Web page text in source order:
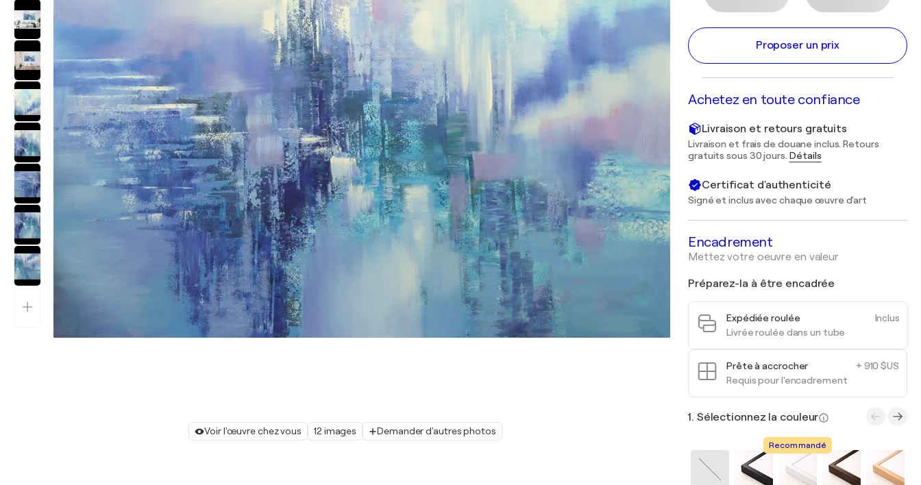
Voir l'œuvre chez vous 12 images Demander d'autres photos
Proposer un prix
Achetez en toute confiance
Livraison et retours gratuits
Livraison et frais de douane inclus. Retours
gratuits sous 30 jours. Détails
Certificat d'authenticité
Signé et inclus avec chaque œuvre d'art
Encadrement
Mettez votre oeuvre en valeur
Préparez-la à être encadrée
Inclus
Expédiée roulée
Livrée roulée dans un tube
+ 910 $US
Prête à accrocher
Requis pour l'encadrement
1. Sélectionnez la couleur
Recommandé